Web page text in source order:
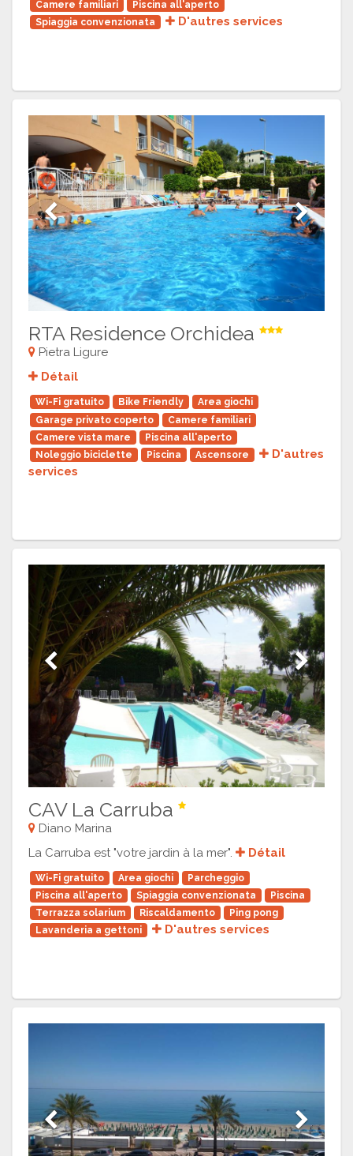
Camere familiari
Piscina all'aperto
Spiaggia convenzionata
D'autres services
Previous Next
RTA Residence Orchidea
Pietra Ligure
Détail
Wi-Fi gratuito Bike Friendly
Area giochi
Garage privato coperto
Camere familiari
Camere vista mare
Piscina all'aperto
Noleggio biciclette
Piscina Ascensore
D'autres
services
Previous Next
CAV La Carruba
Diano Marina
La Carruba est "votre jardin à la mer".
Détail
Wi-Fi gratuito Area giochi
Parcheggio
Piscina all'aperto
Spiaggia convenzionata
Piscina
Terrazza solarium
Riscaldamento
Ping pong
Lavanderia a gettoni
D'autres services
Previous Next